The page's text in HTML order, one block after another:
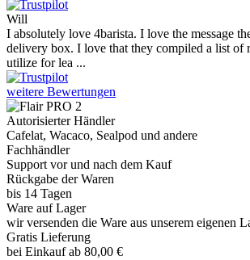
Will
I absolutely love 4barista. I love the message
delivery box. I love that they compiled a list of
utilize for lea ...
weitere Bewertungen
Autorisierter Händler
Cafelat, Wacaco, Sealpod und andere
Fachhändler
Support vor und nach dem Kauf
Rückgabe der Waren
bis 14 Tagen
Ware auf Lager
wir versenden die Ware aus unserem eigenen
Gratis Lieferung
bei Einkauf ab 80,00 €